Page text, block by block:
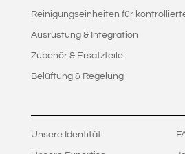
Reinigungseinheiten für
Ausrüstung & Integration
Zubehör & Ersatzteile
Belüftung & Regelung
Unsere Identität